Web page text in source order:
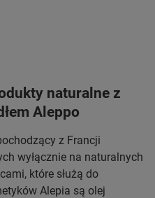
naturalne z
Aleppo
z Francji
wyłącznie na naturalnych
które służą do
Alepia są olej